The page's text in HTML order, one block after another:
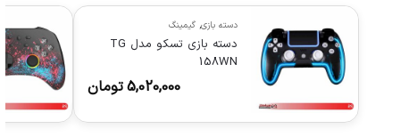
دسته بازی, گیمینگ
دسته بازی تسکو مدل TG
158WN
5,020,000تومان